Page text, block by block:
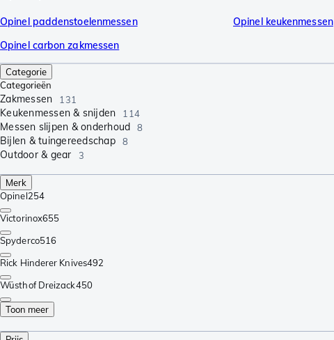
Opinel paddenstoelenmessen Opinel keukenmessen
Opinel carbon zakmessen
Categorie
Categorieën
Zakmessen 131
Keukenmessen & snijden 114
Messen slijpen & onderhoud 8
Bijlen & tuingereedschap 8
Outdoor & gear 3
Merk
Opinel254
Victorinox655
Spyderco516
Rick Hinderer Knives492
Wüsthof Dreizack450
Toon meer